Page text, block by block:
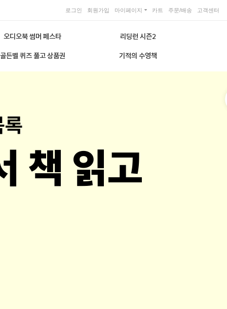
로그인 회원가입 마이페이지 카트 주문/배송 고객센터
오디오북 썸머 페스타 리딩런 시즌2
골든벨 퀴즈 풀고 상품권 기적의 수영책
책 읽고